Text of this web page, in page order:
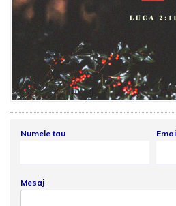
Numele tau
Mesaj